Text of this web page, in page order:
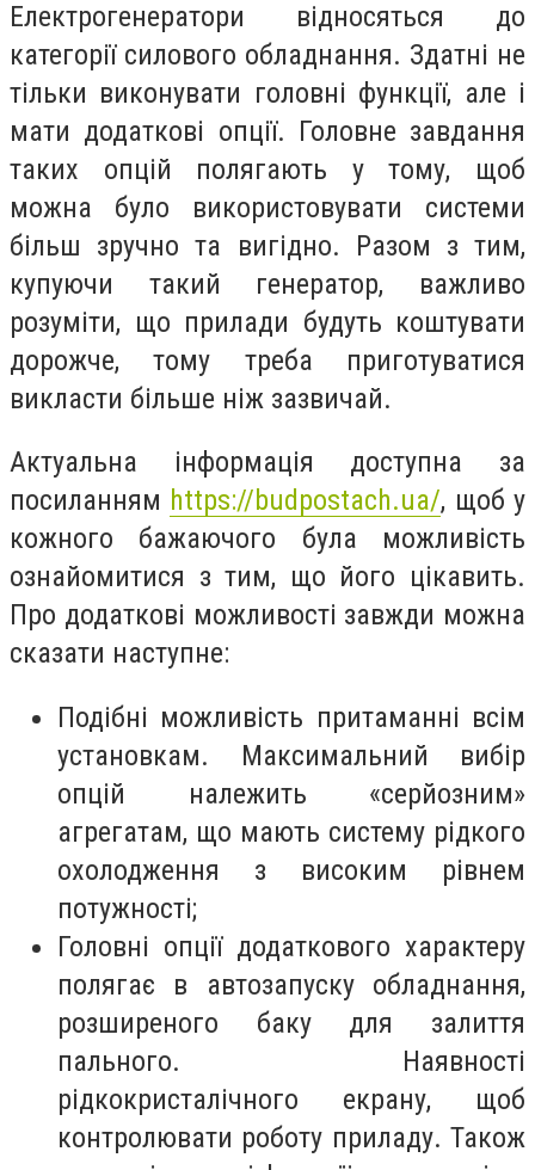
Електрогенератори відносяться до
категорії силового обладнання. Здатні не
тільки виконувати головні функції, але і
мати додаткові опції. Головне завдання
таких опцій полягають у тому, щоб
можна було використовувати системи
більш зручно та вигідно. Разом з тим,
купуючи такий генератор, важливо
розуміти, що прилади будуть коштувати
дорожче, тому треба приготуватися
викласти більше ніж зазвичай.
Актуальна інформація доступна за
посиланням https://budpostach.ua/, щоб у
кожного бажаючого була можливість
ознайомитися з тим, що його цікавить.
Про додаткові можливості завжди можна
сказати наступне:
Подібні можливість притаманні всім
установкам. Максимальний вибір
опцій належить «серйозним»
агрегатам, що мають систему рідкого
охолодження з високим рівнем
потужності;
Головні опції додаткового характеру
полягає в автозапуску обладнання,
розширеного баку для залиття
пального. Наявності
рідкокристалічного екрану, щоб
контролювати роботу приладу. Також